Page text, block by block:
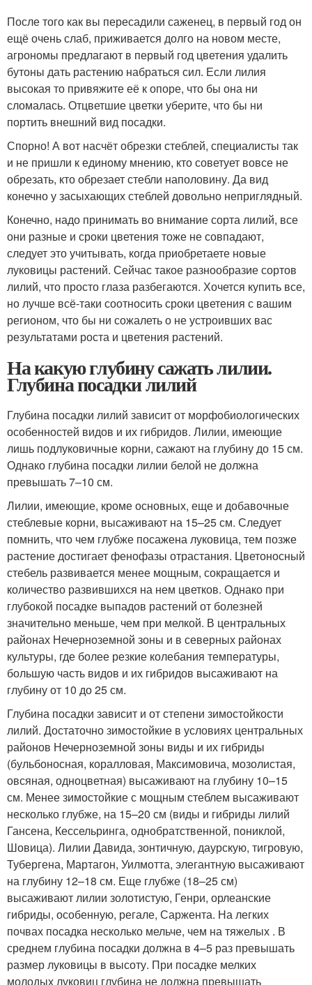
После того как вы пересадили саженец, в первый год он
ещё очень слаб, приживается долго на новом месте,
агрономы предлагают в первый год цветения удалить
бутоны дать растению набраться сил. Если лилия
высокая то привяжите её к опоре, что бы она ни
сломалась. Отцветшие цветки уберите, что бы ни
портить внешний вид посадки.
Спорно! А вот насчёт обрезки стеблей, специалисты так
и не пришли к единому мнению, кто советует вовсе не
обрезать, кто обрезает стебли наполовину. Да вид
конечно у засыхающих стеблей довольно неприглядный.
Конечно, надо принимать во внимание сорта лилий, все
они разные и сроки цветения тоже не совпадают,
следует это учитывать, когда приобретаете новые
луковицы растений. Сейчас такое разнообразие сортов
лилий, что просто глаза разбегаются. Хочется купить все,
но лучше всё-таки соотносить сроки цветения с вашим
регионом, что бы ни сожалеть о не устроивших вас
результатами роста и цветения растений.
На какую глубину сажать лилии.
Глубина посадки лилий
Глубина посадки лилий зависит от морфобиологических
особенностей видов и их гибридов. Лилии, имеющие
лишь подлуковичные корни, сажают на глубину до 15 см.
Однако глубина посадки лилии белой не должна
превышать 7–10 см.
Лилии, имеющие, кроме основных, еще и добавочные
стеблевые корни, высаживают на 15–25 см. Следует
помнить, что чем глубже посажена луковица, тем позже
растение достигает фенофазы отрастания. Цветоносный
стебель развивается менее мощным, сокращается и
количество развившихся на нем цветков. Однако при
глубокой посадке выпадов растений от болезней
значительно меньше, чем при мелкой. В центральных
районах Нечерноземной зоны и в северных районах
культуры, где более резкие колебания температуры,
большую часть видов и их гибридов высаживают на
глубину от 10 до 25 см.
Глубина посадки зависит и от степени зимостойкости
лилий. Достаточно зимостойкие в условиях центральных
районов Нечерноземной зоны виды и их гибриды
(бульбоносная, коралловая, Максимовича, мозолистая,
овсяная, одноцветная) высаживают на глубину 10–15
см. Менее зимостойкие с мощным стеблем высаживают
несколько глубже, на 15–20 см (виды и гибриды лилий
Гансена, Кессельринга, однобратственной, пониклой,
Шовица). Лилии Давида, зонтичную, даурскую, тигровую,
Тубергена, Мартагон, Уилмотта, элегантную высаживают
на глубину 12–18 см. Еще глубже (18–25 см)
высаживают лилии золотистую, Генри, орлеанские
гибриды, особенную, регале, Саржента. На легких
почвах посадка несколько мельче, чем на тяжелых . В
среднем глубина посадки должна в 4–5 раз превышать
размер луковицы в высоту. При посадке мелких
молодых луковиц глубина не должна превышать